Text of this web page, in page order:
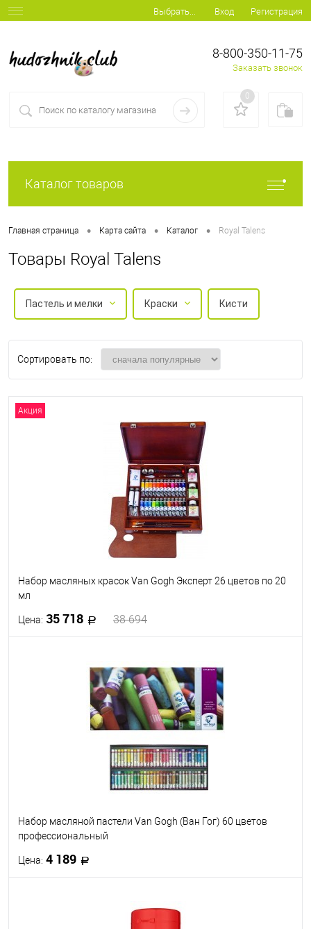
Выбрать... Вход Регистрация
8-800-350-11-75
Заказать звонок
0
Каталог товаров
Главная страница • Карта сайта • Каталог • Royal Talens
Товары Royal Talens
Пастель и мелки Краски Кисти
Сортировать по:
Акция
Набор масляных красок Van Gogh Эксперт 26 цветов по 20
мл
Цена: 35 718 38 694
Под заказ
Набор масляной пастели Van Gogh (Ван Гог) 60 цветов
профессиональный
Цена: 4 189